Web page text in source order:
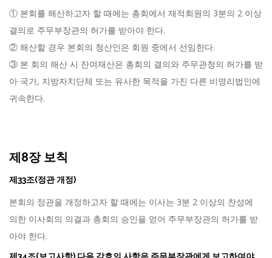
① 본회를 해산하고자 할 때에는 총회에서 재적회원의 3분의 2 이상
결의로 주무부장관의 허가를 받아야 한다.
② 해산할 경우 본회의 청산인은 회원 중에서 선임한다.
③ 본 회의 해산 시 잔여재산은 총회의 결의와 주무관청의 허가를 받
아 국가, 지방자치단체 또는 유사한 목적을 가진 다른 비영리법인에
귀속한다.
제8장 보칙
제33조(정관 개정)
본회의 정관을 개정하고자 할 때에는 이사는 3분 2 이상의 찬성에
의한 이사회의 의결과 총회의 승인을 얻어 주무부장관의 허가를 받
아야 한다.